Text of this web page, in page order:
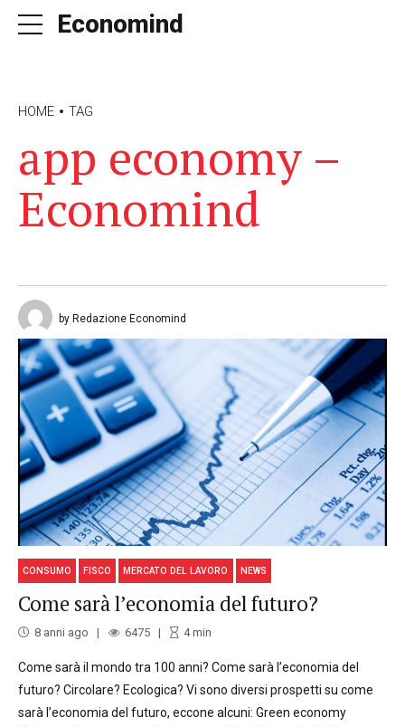
Economind
HOME TAG
app economy –
Economind
by Redazione Economind
CONSUMO FISCO MERCATO DEL LAVORO NEWS
Come sarà l’economia del futuro?
8 anni ago 6475 4min
Come sarà il mondo tra 100 anni? Come sarà l’economia del
futuro? Circolare? Ecologica? Vi sono diversi prospetti su come
sarà l’economia del futuro, eccone alcuni: Green economy